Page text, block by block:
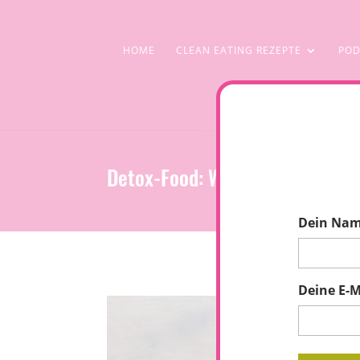
HOME CLEAN EATING REZEPTE
Detox-Food: Wärmende
Dein
Deine E-